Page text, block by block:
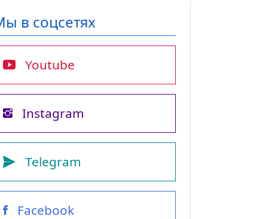
в соцсетях
Youtube
Instagram
Telegram
Facebook